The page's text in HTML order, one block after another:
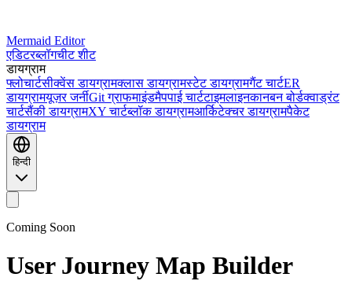
Mermaid Editor
एडिटरब्लॉगचीट शीट
डायग्राम
फ्लोचार्टसीक्वेंस डायग्रामक्लास डायग्रामस्टेट डायग्रामगैंट चार्टER
डायग्रामयूज़र जर्नीGit ग्राफमाइंडमैपपाई चार्टटाइमलाइनकानबन बोर्डक्वाड्रंट
चार्टसैंकी डायग्रामXY चार्टब्लॉक डायग्रामआर्किटेक्चर डायग्रामपैकेट
डायग्राम
हिन्दी
Coming Soon
User Journey Map Builder